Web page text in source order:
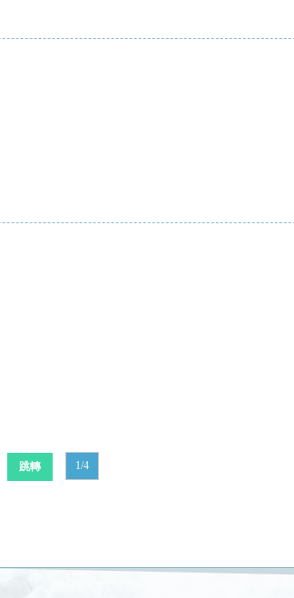
1/4